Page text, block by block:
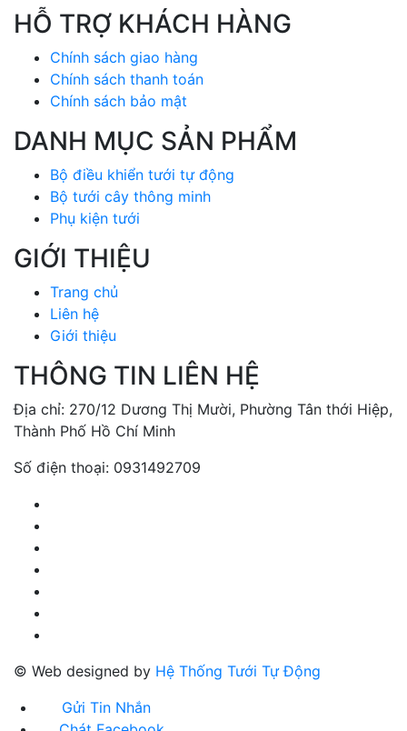
HỖ TRỢ KHÁCH HÀNG
Chính sách giao hàng
Chính sách thanh toán
Chính sách bảo mật
DANH MỤC SẢN PHẨM
Bộ điều khiển tưới tự động
Bộ tưới cây thông minh
Phụ kiện tưới
GIỚI THIỆU
Trang chủ
Liên hệ
Giới thiệu
THÔNG TIN LIÊN HỆ
Địa chỉ: 270/12 Dương Thị Mười, Phường Tân thới Hiệp,
Thành Phố Hồ Chí Minh
Số điện thoại: 0931492709
© Web designed by Hệ Thống Tưới Tự Động
Gửi Tin Nhắn